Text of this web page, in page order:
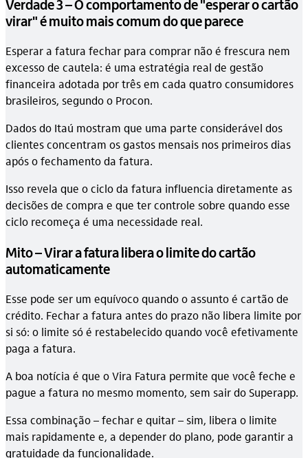
Verdade 3 – O comportamento de "esperar o cartão
virar" é muito mais comum do que parece
Esperar a fatura fechar para comprar não é frescura nem
excesso de cautela: é uma estratégia real de gestão
financeira adotada por três em cada quatro consumidores
brasileiros, segundo o Procon.
Dados do Itaú mostram que uma parte considerável dos
clientes concentram os gastos mensais nos primeiros dias
após o fechamento da fatura.
Isso revela que o ciclo da fatura influencia diretamente as
decisões de compra e que ter controle sobre quando esse
ciclo recomeça é uma necessidade real.
Mito – Virar a fatura libera o limite do cartão
automaticamente
Esse pode ser um equívoco quando o assunto é cartão de
crédito. Fechar a fatura antes do prazo não libera limite por
si só: o limite só é restabelecido quando você efetivamente
paga a fatura.
A boa notícia é que o Vira Fatura permite que você feche e
pague a fatura no mesmo momento, sem sair do Superapp.
Essa combinação – fechar e quitar – sim, libera o limite
mais rapidamente e, a depender do plano, pode garantir a
gratuidade da funcionalidade.